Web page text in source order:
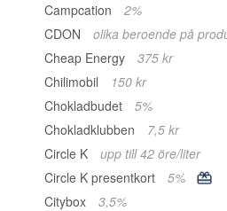
Campcation
2%
CDON
olika beroende på
Cheap Energy
375 kr
Chilimobil
150 kr
Chokladbudet
5%
Chokladklubben
7,5 kr
Circle K
upp till 42 öre/liter
Circle K presentkort
5%
Citybox
3,5%